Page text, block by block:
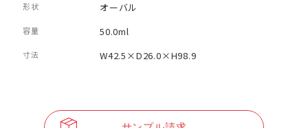
形状 オーバル
容量 50.0ml
寸法 W42.5×D26.0×H98.9